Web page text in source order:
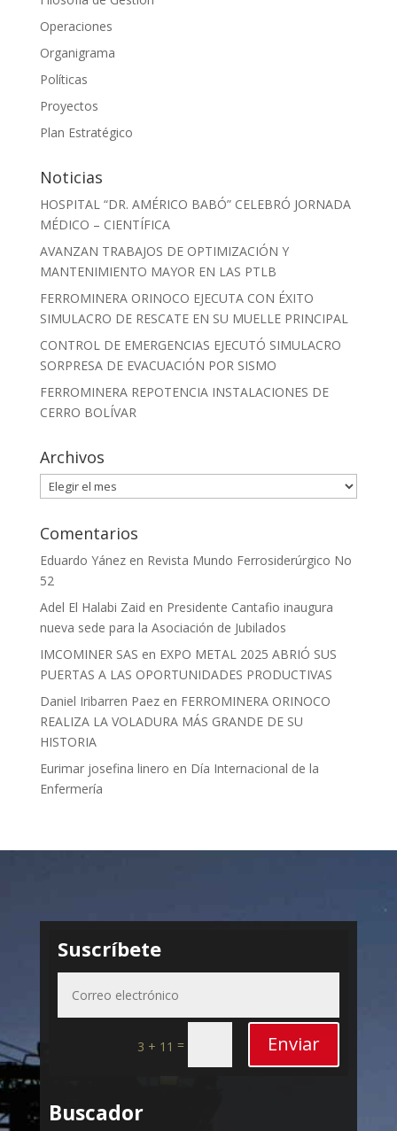
Operaciones
Organigrama
Políticas
Proyectos
Plan Estratégico
Noticias
HOSPITAL “DR. AMÉRICO BABÓ” CELEBRÓ JORNADA
MÉDICO – CIENTÍFICA
AVANZAN TRABAJOS DE OPTIMIZACIÓN Y
MANTENIMIENTO MAYOR EN LAS PTLB
FERROMINERA ORINOCO EJECUTA CON ÉXITO
SIMULACRO DE RESCATE EN SU MUELLE PRINCIPAL
CONTROL DE EMERGENCIAS EJECUTÓ SIMULACRO
SORPRESA DE EVACUACIÓN POR SISMO
FERROMINERA REPOTENCIA INSTALACIONES DE
CERRO BOLÍVAR
Archivos
Archivos
Comentarios
Eduardo Yánezen Revista Mundo Ferrosiderúrgico No
52
Adel El Halabi Zaid en Presidente Cantafio inaugura
nueva sede para la Asociación de Jubilados
IMCOMINER SAS en EXPO METAL 2025 ABRIÓ SUS
PUERTAS A LAS OPORTUNIDADES PRODUCTIVAS
Daniel Iribarren Paezen FERROMINERA ORINOCO
REALIZA LA VOLADURA MÁS GRANDE DE SU
HISTORIA
Eurimar josefina linero en Día Internacional de la
Enfermería
Suscríbete
3 + 11 = Enviar
Buscador